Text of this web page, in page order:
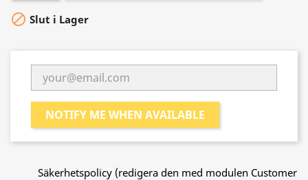
 Slut i Lager
NOTIFY ME WHEN AVAILABLE
Säkerhetspolicy (redigera den med modulen Customer